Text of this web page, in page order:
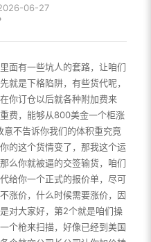
06-27
面有一些坑人的套路，让咱们
就是下格陷阱，有些货代呢，
你订仓以后就各种附加费来
费，能够从800美金一个柜涨
不告诉你我们的体积重究竟
的这个货情变了，那我这个运
么你就被逼的交签输货，咱们
给你一个正式的报价单，尽可
涨价，什么时候需要涨价，因
对大家好，第2个就是咱们操
个枪来扫描，好像已经到美国